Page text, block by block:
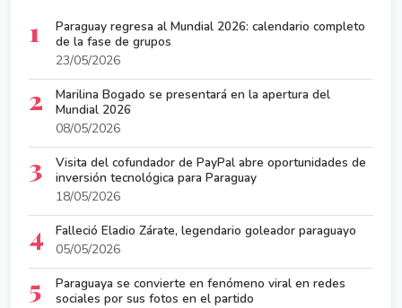
1
Paraguay regresa al Mundial 2026: calendario completo
de la fase de grupos
23/05/2026
2
Marilina Bogado se presentará en la apertura del
Mundial 2026
08/05/2026
3
Visita del cofundador de PayPal abre oportunidades de
inversión tecnológica para Paraguay
18/05/2026
4
Falleció Eladio Zárate, legendario goleador paraguayo
05/05/2026
5
Paraguaya se convierte en fenómeno viral en redes
sociales por sus fotos en el partido